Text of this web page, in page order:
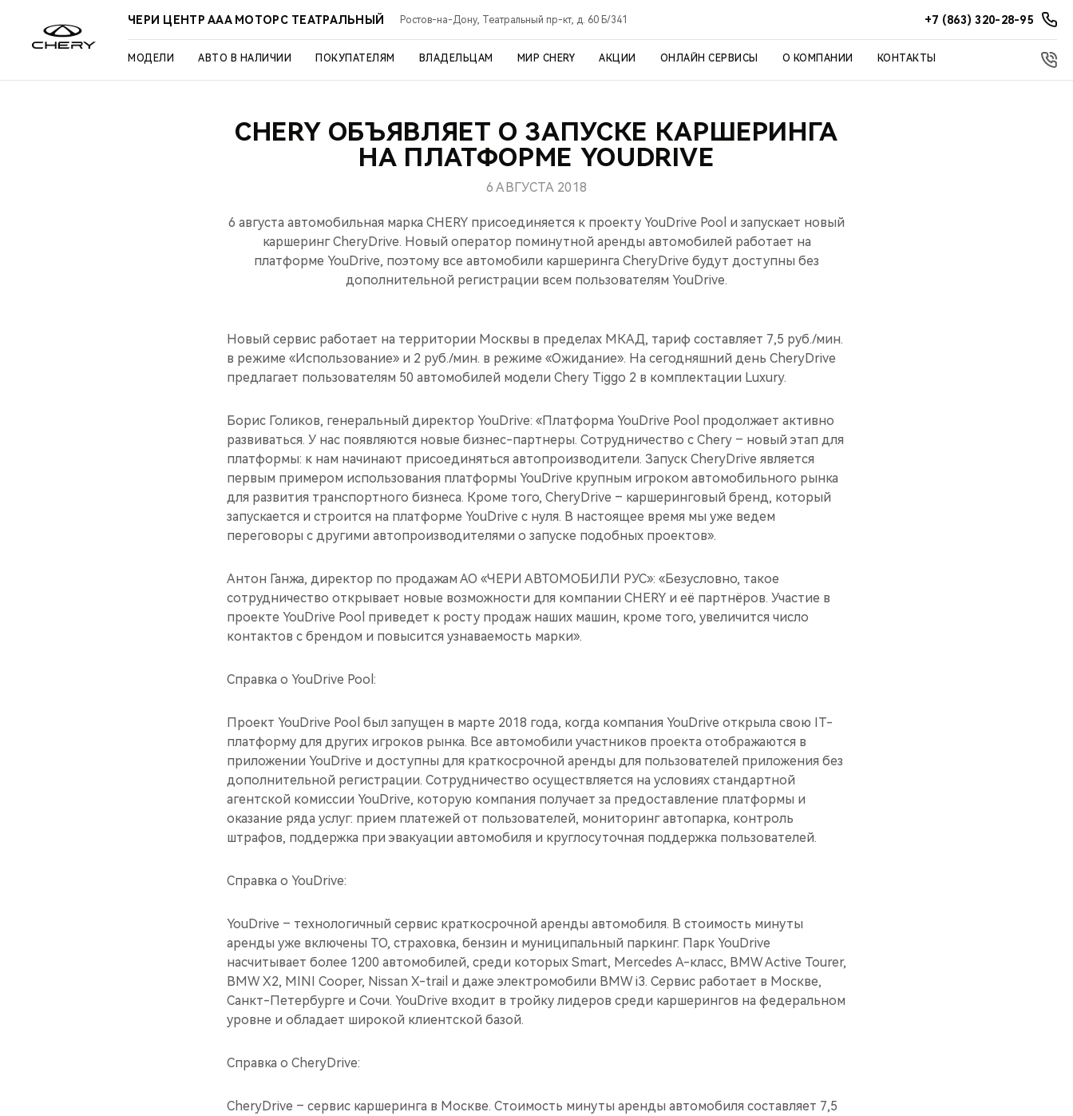
ЧЕРИ ЦЕНТР ААА МОТОРС ТЕАТРАЛЬНЫЙ Ростов-на-Дону, Театральный пр-кт, д. 60 Б/341 +7 (863) 320-28-95
МОДЕЛИ АВТО В НАЛИЧИИ ПОКУПАТЕЛЯМ ВЛАДЕЛЬЦАМ МИР CHERY АКЦИИ ОНЛАЙН СЕРВИСЫ О КОМПАНИИ КОНТАКТЫ
CHERY ОБЪЯВЛЯЕТ О ЗАПУСКЕ КАРШЕРИНГА
НА ПЛАТФОРМЕ YOUDRIVE
6 АВГУСТА 2018
6 августа автомобильная марка CHERY присоединяется к проекту YouDrive Pool и запускает новый
каршеринг CheryDrive. Новый оператор поминутной аренды автомобилей работает на
платформе YouDrive, поэтому все автомобили каршеринга CheryDrive будут доступны без
дополнительной регистрации всем пользователям YouDrive.
Новый сервис работает на территории Москвы в пределах МКАД, тариф составляет 7,5 руб./мин.
в режиме «Использование» и 2 руб./мин. в режиме «Ожидание». На сегодняшний день CheryDrive
предлагает пользователям 50 автомобилей модели Chery Tiggo 2 в комплектации Luxury.
Борис Голиков, генеральный директор YouDrive: «Платформа YouDrive Pool продолжает активно
развиваться. У нас появляются новые бизнес-партнеры. Сотрудничество с Chery – новый этап для
платформы: к нам начинают присоединяться автопроизводители. Запуск CheryDrive является
первым примером использования платформы YouDrive крупным игроком автомобильного рынка
для развития транспортного бизнеса. Кроме того, CheryDrive – каршеринговый бренд, который
запускается и строится на платформе YouDrive с нуля. В настоящее время мы уже ведем
переговоры с другими автопроизводителями о запуске подобных проектов».
Антон Ганжа, директор по продажам АО «ЧЕРИ АВТОМОБИЛИ РУС»: «Безусловно, такое
сотрудничество открывает новые возможности для компании CHERY и её партнёров. Участие в
проекте YouDrive Pool приведет к росту продаж наших машин, кроме того, увеличится число
контактов с брендом и повысится узнаваемость марки».
Справка о YouDrive Pool:
Проект YouDrive Pool был запущен в марте 2018 года, когда компания YouDrive открыла свою IT-
платформу для других игроков рынка. Все автомобили участников проекта отображаются в
приложении YouDrive и доступны для краткосрочной аренды для пользователей приложения без
дополнительной регистрации. Сотрудничество осуществляется на условиях стандартной
агентской комиссии YouDrive, которую компания получает за предоставление платформы и
оказание ряда услуг: прием платежей от пользователей, мониторинг автопарка, контроль
штрафов, поддержка при эвакуации автомобиля и круглосуточная поддержка пользователей.
Справка о YouDrive:
YouDrive – технологичный сервис краткосрочной аренды автомобиля. В стоимость минуты
аренды уже включены ТО, страховка, бензин и муниципальный паркинг. Парк YouDrive
насчитывает более 1200 автомобилей, среди которых Smart, Mercedes А-класс, BMW Active Tourer,
BMW X2, MINI Cooper, Nissan X-trail и даже электромобили BMW i3. Сервис работает в Москве,
Санкт-Петербурге и Сочи. YouDrive входит в тройку лидеров среди каршерингов на федеральном
уровне и обладает широкой клиентской базой.
Справка о CheryDrive:
CheryDrive – сервис каршеринга в Москве. Стоимость минуты аренды автомобиля составляет 7,5